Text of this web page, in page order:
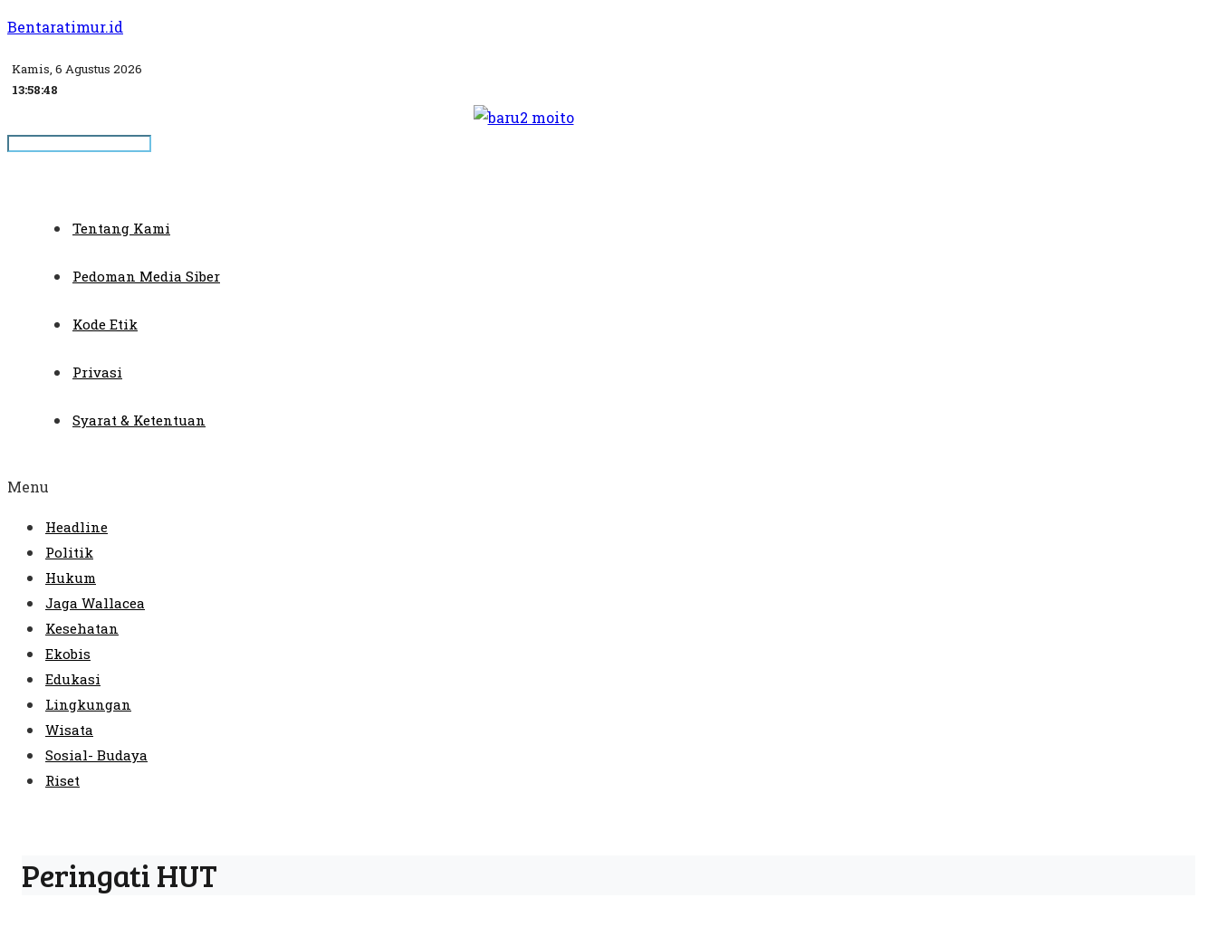
Bentaratimur.id
Kamis, 6 Agustus 2026
13:58:48
Tentang Kami
Pedoman Media Siber
Kode Etik
Privasi
Syarat & Ketentuan
Menu
Headline
Politik
Hukum
Jaga Wallacea
Kesehatan
Ekobis
Edukasi
Lingkungan
Wisata
Sosial- Budaya
Riset
Peringati HUT